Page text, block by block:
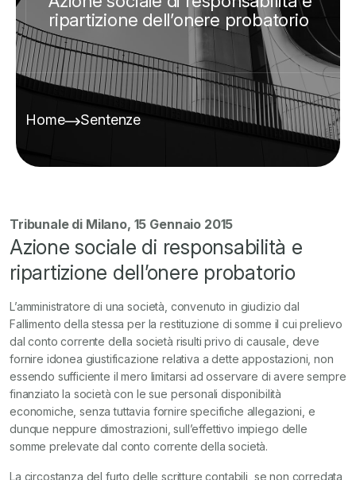
ripartizione dell’onere probatorio
Home Sentenze
Tribunale di Milano, 15 Gennaio 2015
Azione sociale di responsabilità e
ripartizione dell’onere probatorio
L’amministratore di una società, convenuto in giudizio dal
Fallimento della stessa per la restituzione di somme il cui prelievo
dal conto corrente della società risulti privo di causale, deve
fornire idonea giustificazione relativa a dette appostazioni, non
essendo sufficiente il mero limitarsi ad osservare di avere sempre
finanziato la società con le sue personali disponibilità
economiche, senza tuttavia fornire specifiche allegazioni, e
dunque neppure dimostrazioni, sull’effettivo impiego delle
somme prelevate dal conto corrente della società.
La circostanza del furto delle scritture contabili, se non corredata